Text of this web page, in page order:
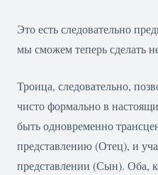
Это есть следовательно
мы сможем теперь сделать
Троица, следовательно,
чисто формально в
быть одновременно
представлению (Отец), и
представлении (Сын). Оба,